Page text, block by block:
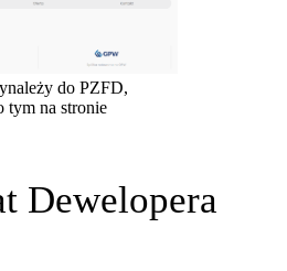
do PZFD,
tym na stronie
Dewelopera